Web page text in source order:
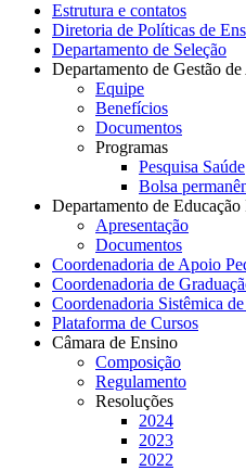
Estrutura e contatos
Diretoria de Políticas de
Departamento de Seleção
Departamento de Gestão
Equipe
Benefícios
Documentos
Programas
Pesquisa Saúde
Bolsa
Departamento de
Apresentação
Documentos
Coordenadoria de Apoio
Coordenadoria de
Coordenadoria Sistêmica
Plataforma de Cursos
Câmara de Ensino
Composição
Regulamento
Resoluções
2024
2023
2022